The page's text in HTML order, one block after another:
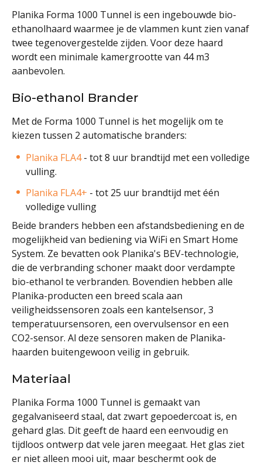
Planika Forma 1000 Tunnel is een ingebouwde bio-
ethanolhaard waarmee je de vlammen kunt zien vanaf
twee tegenovergestelde zijden. Voor deze haard
wordt een minimale kamergrootte van 44 m3
aanbevolen.
Bio-ethanol Brander
Met de Forma 1000 Tunnel is het mogelijk om te
kiezen tussen 2 automatische branders:
Planika FLA4- tot 8 uur brandtijd met een volledige
vulling.
Planika FLA4+ - tot 25 uur brandtijd met één
volledige vulling
Beide branders hebben een afstandsbediening en de
mogelijkheid van bediening via WiFi en Smart Home
System. Ze bevatten ook Planika's BEV-technologie,
die de verbranding schoner maakt door verdampte
bio-ethanol te verbranden. Bovendien hebben alle
Planika-producten een breed scala aan
veiligheidssensoren zoals een kantelsensor, 3
temperatuursensoren, een overvulsensor en een
CO2-sensor. Al deze sensoren maken de Planika-
haarden buitengewoon veilig in gebruik.
Materiaal
Planika Forma 1000 Tunnel is gemaakt van
gegalvaniseerd staal, dat zwart gepoedercoat is, en
gehard glas. Dit geeft de haard een eenvoudig en
tijdloos ontwerp dat vele jaren meegaat. Het glas ziet
er niet alleen mooi uit, maar beschermt ook de